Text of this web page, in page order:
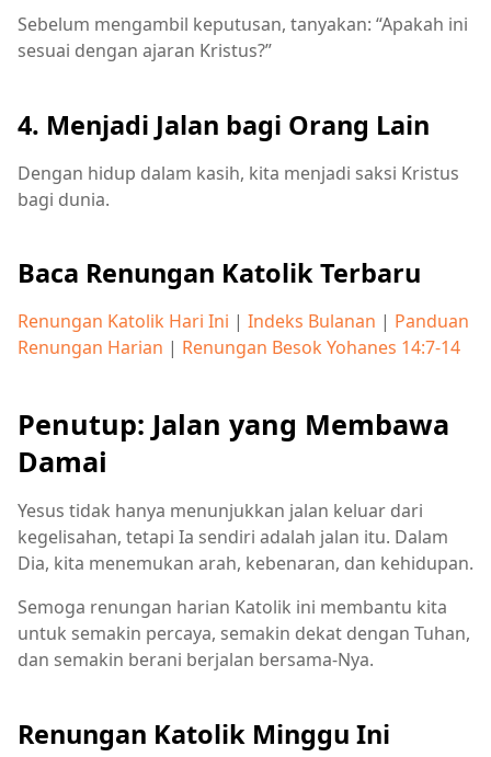
Sebelum mengambil keputusan, tanyakan: “Apakah ini
sesuai dengan ajaran Kristus?”
4. Menjadi Jalan bagi Orang Lain
Dengan hidup dalam kasih, kita menjadi saksi Kristus
bagi dunia.
Baca Renungan Katolik Terbaru
Renungan Katolik Hari Ini | Indeks Bulanan | Panduan
Renungan Harian | Renungan Besok Yohanes 14:7-14
Penutup: Jalan yang Membawa
Damai
Yesus tidak hanya menunjukkan jalan keluar dari
kegelisahan, tetapi Ia sendiri adalah jalan itu. Dalam
Dia, kita menemukan arah, kebenaran, dan kehidupan.
Semoga renungan harian Katolik ini membantu kita
untuk semakin percaya, semakin dekat dengan Tuhan,
dan semakin berani berjalan bersama-Nya.
Renungan Katolik Minggu Ini